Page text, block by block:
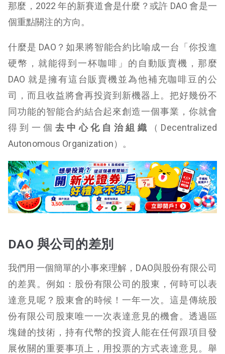
那麼，2022 年的新賽道會是什麼？或許 DAO 會是一
個重點關注的方向。
什麼是 DAO？如果將智能合約比喻成一台「你投進
硬幣，就能得到一杯咖啡」的自動販賣機，那麼
DAO 就是擁有這台販賣機並為他補充咖啡豆的公
司，而且收益將會再投資到新機器上。把好幾份不
同功能的智能合約結合起來創造一個事業，你就會
得到一個 去中心化自治組織
（Decentralized
Autonomous Organization）。
DAO 與公司的差別
我們用一個簡單的小事來理解，DAO與股份有限公司
的差異。例如：股份有限公司的股東，何時可以表
達意見呢？股東會的時候！一年一次。這是傳統股
份有限公司股東唯一一次表達意見的機會。透過區
塊鏈的技術，持有代幣的投資人能在任何跟項目發
展攸關的重要事項上，用投票的方式表達意見。舉